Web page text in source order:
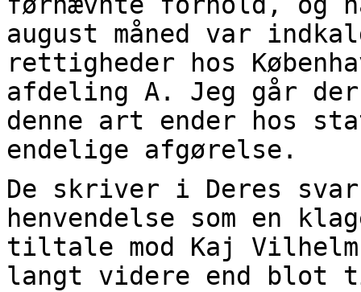
august måned var
rettigheder hos
afdeling A. Jeg går
denne art ender hos
endelige afgørelse.
De skriver i Deres
henvendelse som en
tiltale mod Kaj
langt videre end blot